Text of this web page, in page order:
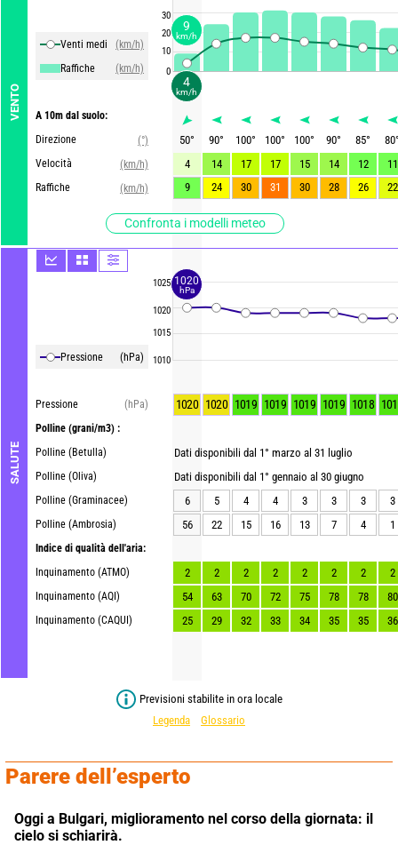
VENTO
Venti medi
(km/h)
Raffiche
(km/h)
A 10m dal suolo:
Direzione
(°)
Velocità
(km/h)
Raffiche
(km/h)
Confronta i modelli meteo
SALUTE
Pressione (hPa)
Pressione
(hPa)
Polline (grani/m3) :
Polline (Betulla)
Polline (Oliva)
Polline (Graminacee)
Polline (Ambrosia)
Indice di qualità dell'aria:
Inquinamento (ATMO)
Inquinamento (AQI)
Inquinamento (CAQUI)
30
20
10
0
1025
1020
1015
1010
50° 90° 100° 100° 100° 90° 85° 80
4
14 17 17 15 14 12
11
9
24 30 31 30 28 26 22
1020 1020 1019 1019 1019 1019 1018
Dati disponibili dal 1° marzo al 31 luglio
Dati disponibili dal 1° gennaio al 30 giugno
6
5 4 4 3 3 3
3
56
22 15 16 13 7 4 1
2 2 2 2 2 2 2
2
54
63 70 72 75 78 78
80
25
29 32 33 34 35 35 36
Previsioni stabilite in ora locale
Legenda
Glossario
Parere dell’esperto
Oggi a Bulgari, miglioramento nel corso della giornata: il
cielo si schiarirà.
4
km/h
9
km/h
1020
hPa